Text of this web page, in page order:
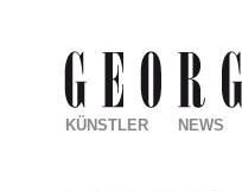
KÜNSTLER NEWS